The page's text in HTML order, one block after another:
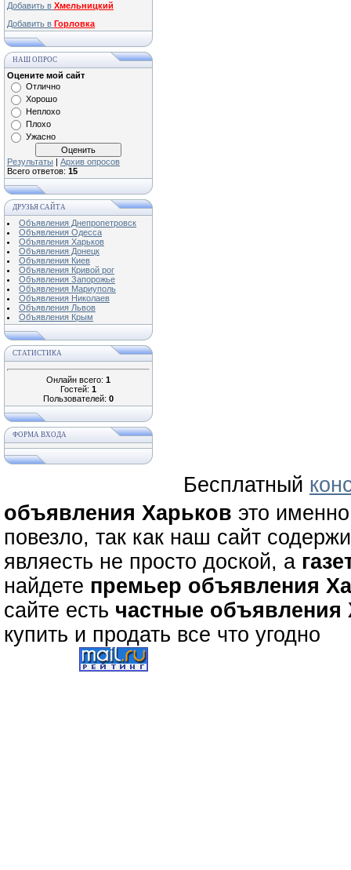
Добавить в Хмельницкий
Добавить в Горловка
НАШ ОПРОС
Оцените мой сайт
Отлично
Хорошо
Неплохо
Плохо
Ужасно
Результаты | Архив опросов
Всего ответов: 15
ДРУЗЬЯ САЙТА
Объявления Днепропетровск
Объявления Одесса
Объявления Харьков
Объявления Донецк
Объявления Киев
Объявления Кривой рог
Объявления Запорожье
Объявления Мариуполь
Объявления Николаев
Объявления Львов
Объявления Крым
СТАТИСТИКА
Онлайн всего: 1
Гостей: 1
Пользователей: 0
ФОРМА ВХОДА
Бесплатный
объявления Харьков это
повезло, так как наш сайт
являесть не просто доской, а
найдете премьер объявления
сайте есть частные объявления
купить и продать все что угодно